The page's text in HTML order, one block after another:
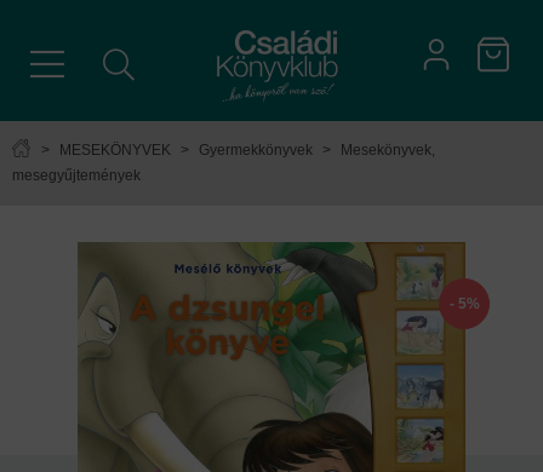
> MESEKÖNYVEK > Gyermekkönyvek >
Mesekönyvek,
mesegyűjtemények
- 5%